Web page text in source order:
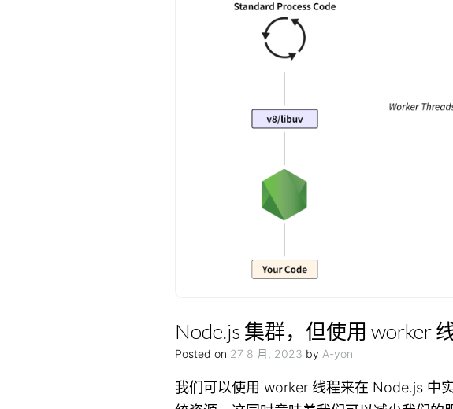
Node.js 集群，但使用 worker
Posted on 27 8 月, 2023 by A-yon
我们可以使用 worker 线程来在 Node.js 中